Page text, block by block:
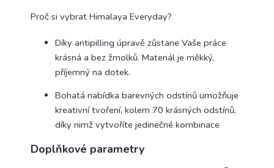
Proč si vybrat Himalaya Everyday?
Díky antipilling úpravě zůstane Vaše práce
krásná a bez žmolků. Materiál je měkký,
příjemný na dotek.
Bohatá nabídka barevných odstínů umožňuje
kreativní tvoření, kolem 70 krásných odstínů,
díky nimž vytvoříte jedinečné kombinace
Doplňkové parametry